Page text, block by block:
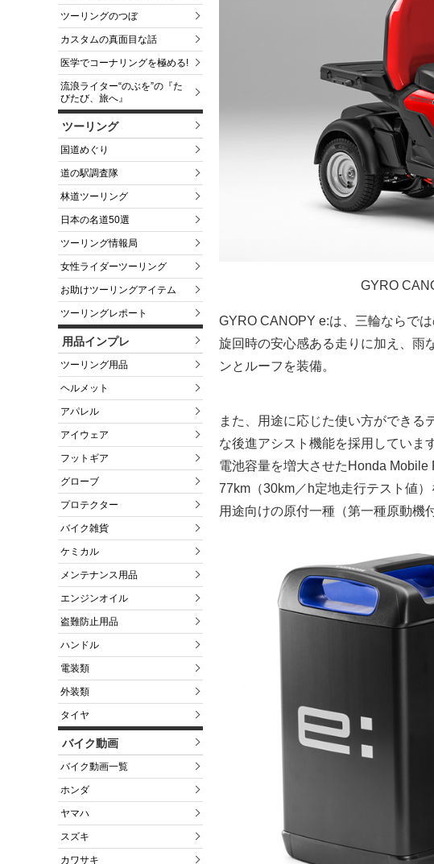
ツーリングのつぼ
カスタムの真面目な話
医学でコーナリングを極める!
流浪ライター“のぶを”の『た
びたび、旅へ』
ツーリング
国道めぐり
道の駅調査隊
林道ツーリング
日本の名道50選
ツーリング情報局
女性ライダーツーリング
お助けツーリングアイテム
ツーリングレポート
用品インプレ
ツーリング用品
ヘルメット
アパレル
アイウェア
フットギア
グローブ
プロテクター
バイク雑貨
ケミカル
メンテナンス用品
エンジンオイル
盗難防止用品
ハンドル
電装類
外装類
タイヤ
バイク動画
バイク動画一覧
ホンダ
ヤマハ
スズキ
カワサキ
GYRO
GYRO CANOPY e:は、三輪ならで
旋回時の安心感ある走りに加え、雨
ンとルーフを装備。
また、用途に応じた使い方ができる
な後進アシスト機能を採用していま
電池容量を増大させたHonda
77km（30km／h定地走行テスト値
用途向けの原付一種（第一種原動機